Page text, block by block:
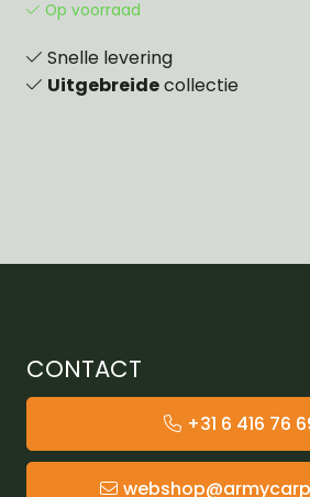
Op voorraad
Snelle levering
Uitgebreidecollectie
CONTACT
+31 6 416 76